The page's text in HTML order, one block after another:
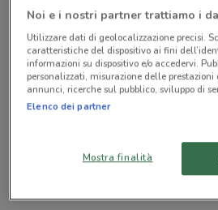
© MapTiler©
Corso Savona, 16 Moncalieri
Corso Francia 155/A Rivoli
Noi e i nostri partner trattiamo i
Utilizzare dati di geolocalizzazione precisi.
caratteristiche del dispositivo ai fini
informazioni su dispositivo e/o accedervi.
personalizzati, misurazione delle
annunci, ricerche sul pubblico, sviluppo di
Elenco dei partner
Mostra finalità